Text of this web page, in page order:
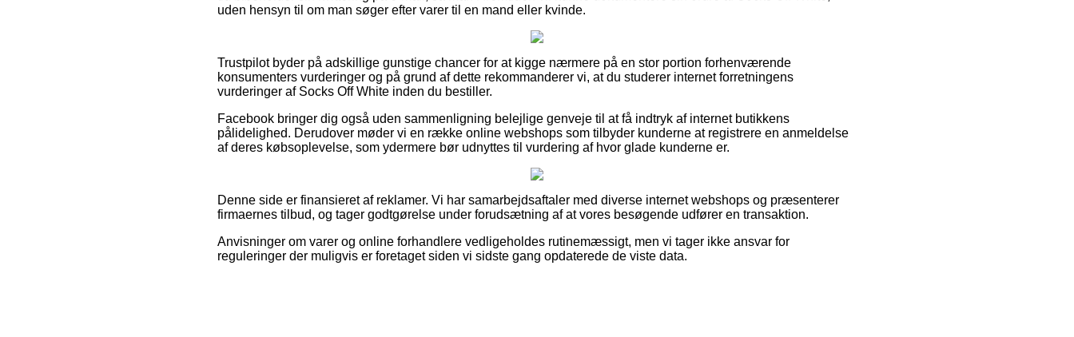
uden hensyn til om man søger efter varer til en mand eller kvinde.
Trustpilot byder på adskillige gunstige chancer for at kigge nærmere på en stor portion forhenværende
konsumenters vurderinger og på grund af dette rekommanderer vi, at du studerer internet forretningens
vurderinger af Socks Off White inden du bestiller.
Facebook bringer dig også uden sammenligning belejlige genveje til at få indtryk af internet butikkens
pålidelighed. Derudover møder vi en række online webshops som tilbyder kunderne at registrere en anmeldelse
af deres købsoplevelse, som ydermere bør udnyttes til vurdering af hvor glade kunderne er.
Denne side er finansieret af reklamer. Vi har samarbejdsaftaler med diverse internet webshops og præsenterer
firmaernes tilbud, og tager godtgørelse under forudsætning af at vores besøgende udfører en transaktion.
Anvisninger om varer og online forhandlere vedligeholdes rutinemæssigt, men vi tager ikke ansvar for
reguleringer der muligvis er foretaget siden vi sidste gang opdaterede de viste data.